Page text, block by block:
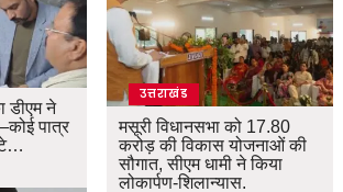
डीएम ने
पात्र
उत्तराखंड
मसूरी विधानसभा को 17.80
करोड़ की विकास योजनाओं की
सौगात, सीएम धामी ने किया
लोकार्पण-शिलान्यास.